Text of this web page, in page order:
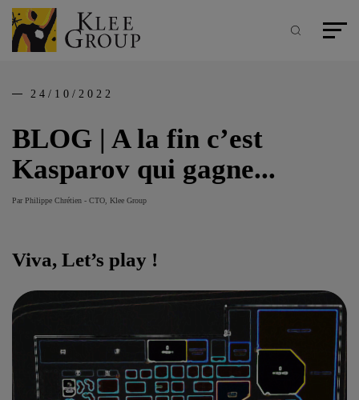
Aller
au
contenu
principal
Recherche
Menu
BLOG | A la fin c’est
Kasparov qui gagne...
24/10/2022
Par Philippe Chrétien - CTO, Klee Group
Viva, Let’s play !